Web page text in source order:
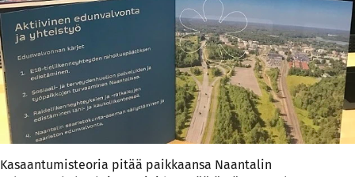
Kasaantumisteoria pitää paikkaansa Naantalin